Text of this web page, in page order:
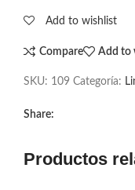
Add to wishlist
Compare Add to
SKU: 109 Categoría:
Share:
Productos